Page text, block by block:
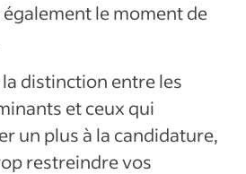
le moment de
distinction entre les
et ceux qui
un plus à la candidature,
restreindre vos